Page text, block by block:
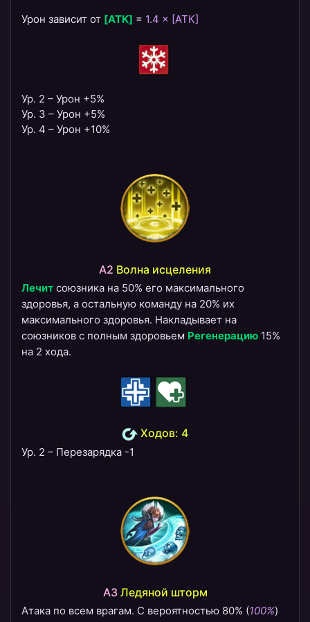
Урон зависит от [ATK] = 1.4 × [АТК]
Ур. 2 – Урон +5%
Ур. 3 – Урон +5%
Ур. 4 – Урон +10%
A2 Волна исцеления
Лечит союзника на 50% его максимального
здоровья, а остальную команду на 20% их
максимального здоровья. Накладывает на
союзников с полным здоровьем Регенерацию 15%
на 2 хода.
Ходов: 4
Ур. 2 – Перезарядка -1
A3Ледяной шторм
Атака по всем врагам. С вероятностью 80% (100%)